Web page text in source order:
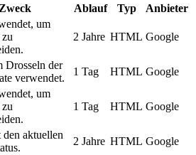
Ablauf Typ Anbieter
um
zu
2 Jahre HTML Google
Drosseln der
verwendet.
1 Tag HTML Google
um
zu
1 Tag HTML Google
den aktuellen
2 Jahre HTML Google